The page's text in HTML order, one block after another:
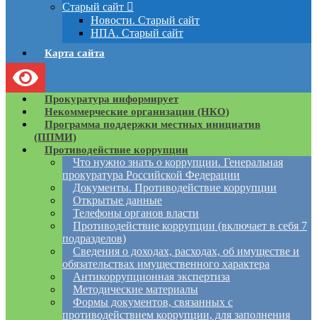
Старый сайт
Новости. Старый сайт
НПА. Старый сайт
Карта сайта
Прокуратура информирует
Некоммерческие организации (НКО)
Программа поддержки местных инициатив
(ППМИ)
Противодействие коррупции
Что нужно знать о коррупции. Генеральная
прокуратура Российской Федерации
Документы. Противодействие коррупции
Открытые данные
Телефоны органов власти
Противодействие коррупции (включает в себя 7
подразделов)
Сведения о доходах, расходах, об имуществе и
обязательствах имущественного характера
Антикоррупционная экспертиза
Методические материалы
Формы документов, связанных с
противодействием коррупции, для заполнения